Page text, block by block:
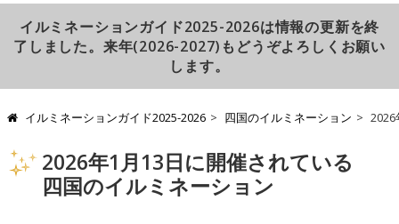
イルミネーションガイド2025-2026は情報の更新を終
了しました。来年(2026-2027)もどうぞよろしくお願い
します。
イルミネーションガイド2025-2026 四国のイルミネーション 2026
2026年1月13日に開催されている
四国のイルミネーション